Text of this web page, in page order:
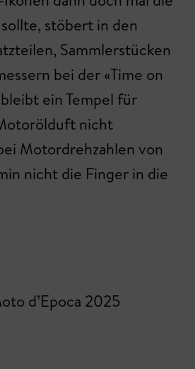
stöbert in den
Sammlerstücken
bei der «Time on
ein Tempel für
nicht
Motordrehzahlen von
nicht die Finger in die
d’Epoca 2025